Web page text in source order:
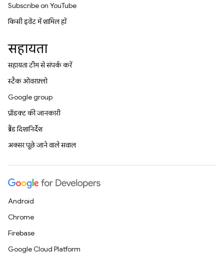
Subscribe on YouTube
किसी इवेंट में शामिल हों
सहायता
सहायता टीम से संपर्क करें
स्टैक ओवरफ़्लो
Google group
प्रॉडक्ट की जानकारी
ब्रैंड दिशानिर्देश
अक्सर पूछे जाने वाले सवाल
Android
Chrome
Firebase
Google Cloud Platform